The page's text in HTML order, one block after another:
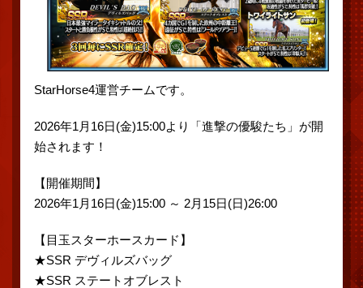
StarHorse4運営チームです。
2026年1月16日(金)15:00より「進撃の優駿たち」が開
始されます！
【開催期間】
2026年1月16日(金)15:00 ～ 2月15日(日)26:00
【目玉スターホースカード】
★SSR デヴィルズバッグ
★SSR ステートオブレスト